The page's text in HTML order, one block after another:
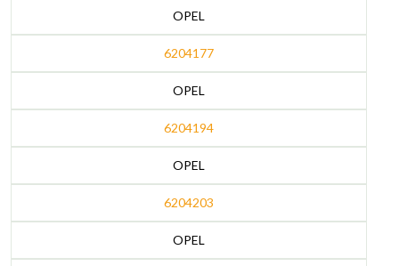
OPEL
6204177
OPEL
6204194
OPEL
6204203
OPEL